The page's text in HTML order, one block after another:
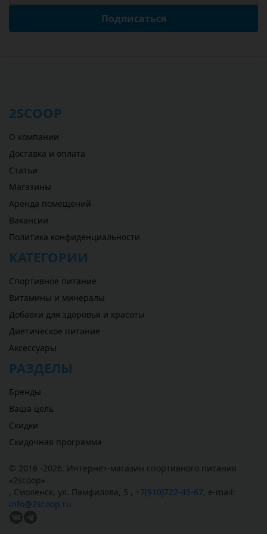
Подписаться
2SCOOP
О компании
Доставка и оплата
Статьи
Магазины
Аренда помещений
Вакансии
Политика конфиденциальности
КАТЕГОРИИ
Спортивное питание
Витамины и минералы
Добавки для здоровья и красоты
Диетическое питание
Аксессуары
РАЗДЕЛЫ
Бренды
Ваша цель
Скидки
Скидочная программа
© 2016 -2026, Интернет-магазин спортивного питания
«2scoop»
, Смоленск, ул. Памфилова, 5 , +7(910)722-45-67, e-mail:
info@2scoop.ru